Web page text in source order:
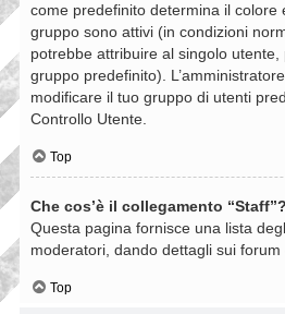
come predefinito determina il colore
gruppo sono attivi (in condizioni
potrebbe attribuire al singolo
gruppo predefinito).
modificare il tuo gruppo di utenti
Controllo Utente.
Top
Che cos’è il collegamento “Staff”?
Questa pagina fornisce una lista
moderatori, dando dettagli sui forum
Top